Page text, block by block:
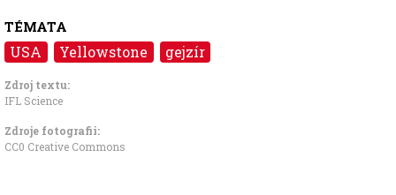
TÉMATA
USA Yellowstone gejzír
Zdroj textu:
IFL Science
Zdroje fotografii:
CC0 Creative Commons